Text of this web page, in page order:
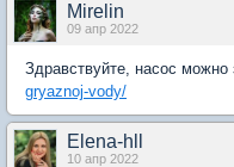
Mirelin
09 апр 2022
Здравствуйте, насос можно
gryaznoj-vody/
Elena-hll
10 апр 2022